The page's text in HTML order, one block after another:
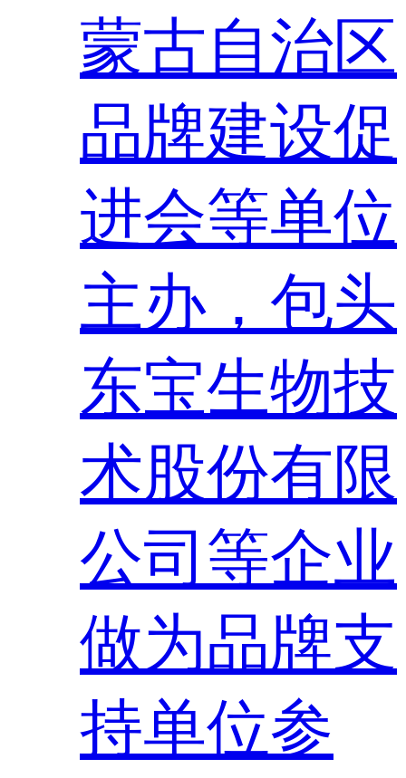
蒙古自治区
品牌建设促
进会等单位
主办，包头
东宝生物技
术股份有限
公司等企业
做为品牌支
持单位参